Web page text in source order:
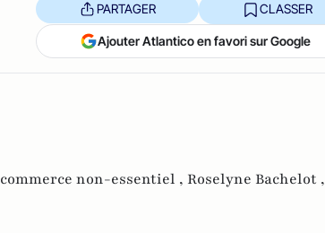
PARTAGER CLASSER
Ajouter Atlantico en favori sur Google
commerce non-essentiel , Roselyne Bachelot ,